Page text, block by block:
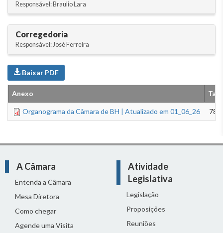
Responsável: Braulio Lara
Corregedoria
Responsável: José Ferreira
Baixar PDF
Anexo
Organograma da Câmara de BH | Atualizado em 01_06_26
A Câmara
Entenda a Câmara
Mesa Diretora
Como chegar
Agende uma Visita
Atividade
Legislativa
Legislação
Proposições
Reuniões